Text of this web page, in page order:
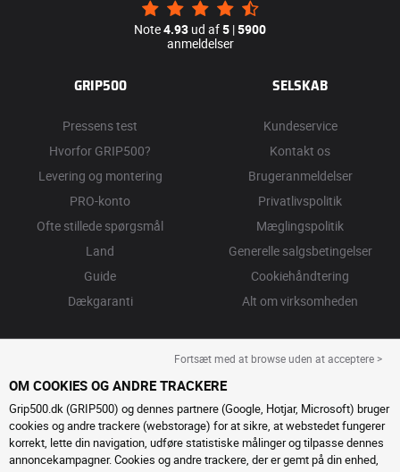
Note4.93 ud af5 |5900
anmeldelser
GRIP500
Pressens test
Hvorfor GRIP500?
Levering og montering
PRO-konto
Ofte stillede spørgsmål
Land
Guide
Dækgaranti
SELSKAB
Kundeservice
Kontakt os
Brugeranmeldelser
Privatlivspolitik
Mæglingspolitik
Generelle salgsbetingelser
Cookiehåndtering
Alt om virksomheden
Fortsæt med at browse uden at acceptere >
OM COOKIES OG ANDRE TRACKERE
Grip500.dk (GRIP500) og dennes partnere (Google, Hotjar, Microsoft) bruger
cookies og andre trackere (webstorage) for at sikre, at webstedet fungerer
korrekt, lette din navigation, udføre statistiske målinger og tilpasse dennes
annoncekampagner. Cookies og andre trackere, der er gemt på din enhed,